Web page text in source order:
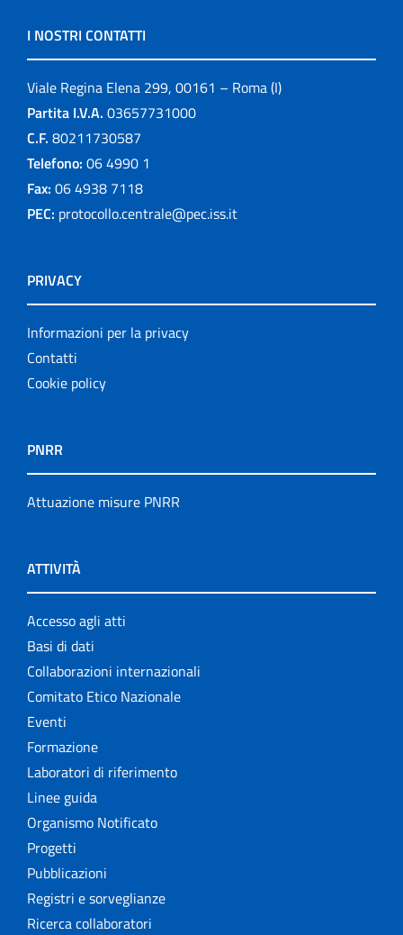
I NOSTRI CONTATTI
Viale Regina Elena 299, 00161 – Roma (I)
Partita I.V.A. 03657731000
C.F. 80211730587
Telefono: 06 4990 1
Fax: 06 4938 7118
PEC: protocollo.centrale@pec.iss.it
PRIVACY
Informazioni per la privacy
Contatti
Cookie policy
PNRR
Attuazione misure PNRR
ATTIVITÀ
Accesso agli atti
Basi di dati
Collaborazioni internazionali
Comitato Etico Nazionale
Eventi
Formazione
Laboratori di riferimento
Linee guida
Organismo Notificato
Progetti
Pubblicazioni
Registri e sorveglianze
Ricerca collaboratori